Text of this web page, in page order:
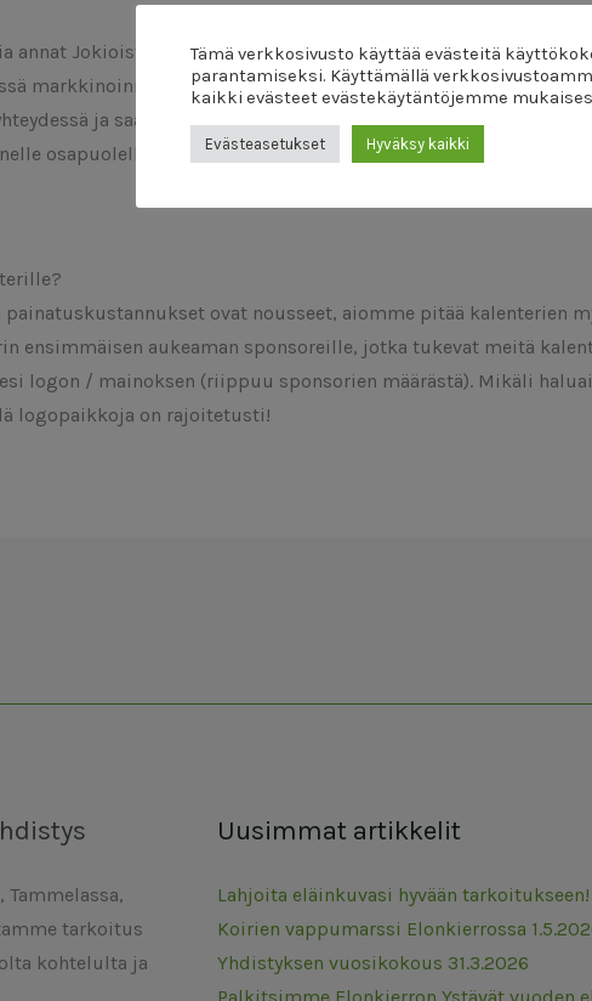
annat Jokioisten Eläinsuojeluyhdistykselle oikeuden muokata
markkinoinnissa (esimerkiksi seuraavissa kalentereissa).
ja saat kalenterin itsellesi kiitokseksi sen
osapuolelle käytettäväksi.
painatuskustannukset ovat nousseet, aiomme pitää kalenterien
ensimmäisen aukeaman sponsoreille, jotka tukevat meitä
logon / mainoksen (riippuu sponsorien määrästä). Mikäli
logopaikkoja on rajoitetusti!
tarkoitus
kohtelulta ja
Uusimmat artikkelit
Lahjoita eläinkuvasi hyvään tarkoitukseen!
Koirien vappumarssi Elonkierrossa
Yhdistyksen vuosikokous 31.3.2026
Tämä verkkosivusto käyttää evästeitä
parantamiseksi. Käyttämällä
kaikki evästeet evästekäytäntöjemme
Evästeasetukset Hyväksy kaikki